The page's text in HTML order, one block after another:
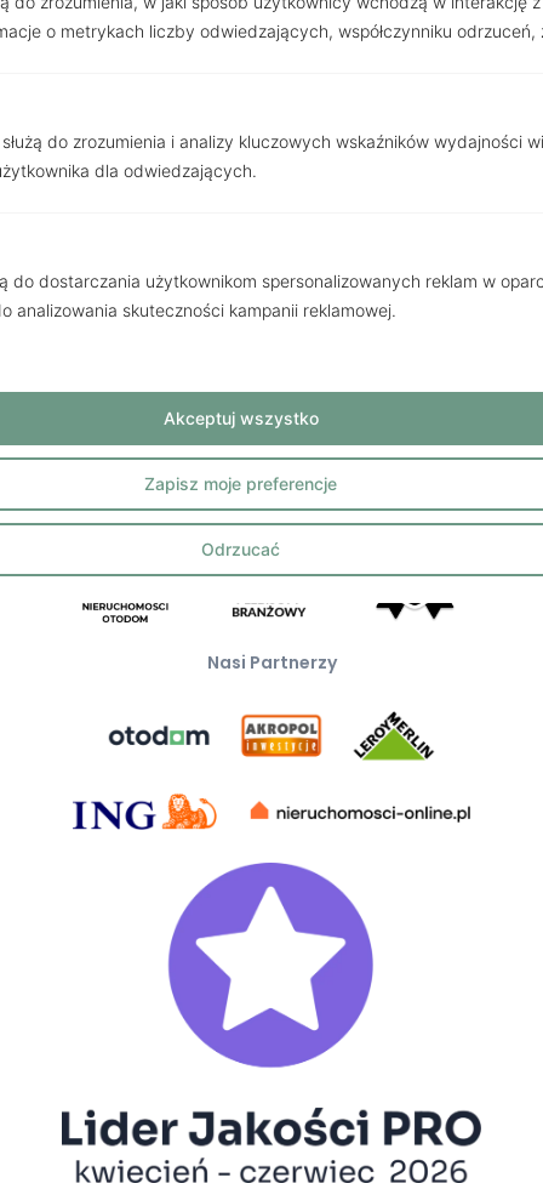
o metrykach liczby odwiedzających, współczynniku odrzuceń,
do zrozumienia i analizy kluczowych wskaźników wydajności
dla odwiedzających.
do dostarczania użytkownikom spersonalizowanych reklam w
analizowania skuteczności kampanii reklamowej.
Odrzucać
Zapisz moje preferencje
Akceptuj wszystko
Telefon
Wiadomość
Wyślij
Słuchamy naszych klientów
Nasi Partnerzy